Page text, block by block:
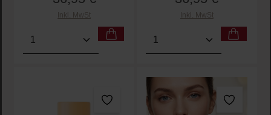
Inkl. MwSt
Produkt Anzahl: Gib den gewünschten Wert ein
Inkl. MwSt
Produkt Anzahl: Gib